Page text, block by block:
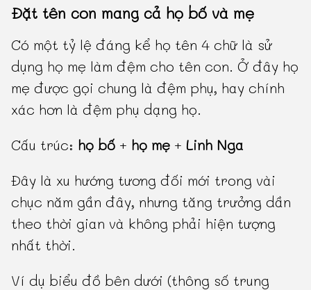
Đặt tên con mang cả họ bố và mẹ
Có một tỷ lệ đáng kể họ tên 4 chữ là sử
dụng họ mẹ làm đệm cho tên con. Ở đây họ
mẹ được gọi chung là đệm phụ, hay chính
xác hơn là đệm phụ dạng họ.
Cấu trúc: họ bố + họ mẹ +Linh Nga
Đây là xu hướng tương đối mới trong vài
chục năm gần đây, nhưng tăng trưởng dần
theo thời gian và không phải hiện tượng
nhất thời.
Ví dụ biểu đồ bên dưới (thông số trung